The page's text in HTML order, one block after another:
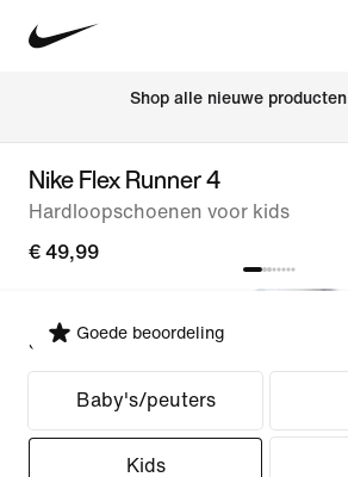
Shop alle nieuwe producten
Nike Flex Runner 4
Hardloopschoenen voor kids
€ 49,99
Goede beoordeling
Selecteer pasvorm
Baby's/peuters
Kids